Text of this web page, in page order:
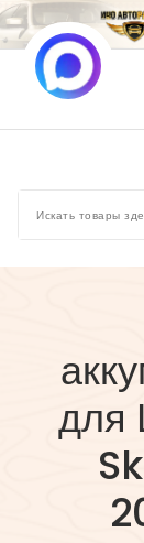
Перейти
к
содержимому
для